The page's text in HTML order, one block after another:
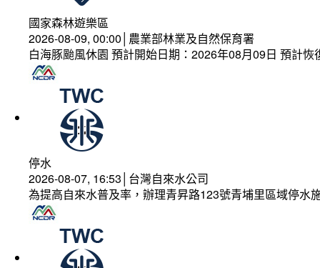
國家森林遊樂區
2026-08-09, 00:00│農業部林業及自然保育署
白海豚颱風休園 預計開始日期：2026年08月09日 預計
停水
2026-08-07, 16:53│台灣自來水公司
為提高自來水普及率，辦理青昇路123號青埔里區域停水